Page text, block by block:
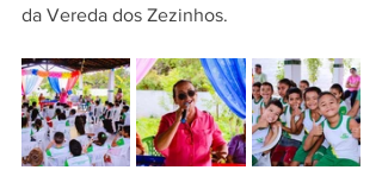
da Vereda dos Zezinhos.